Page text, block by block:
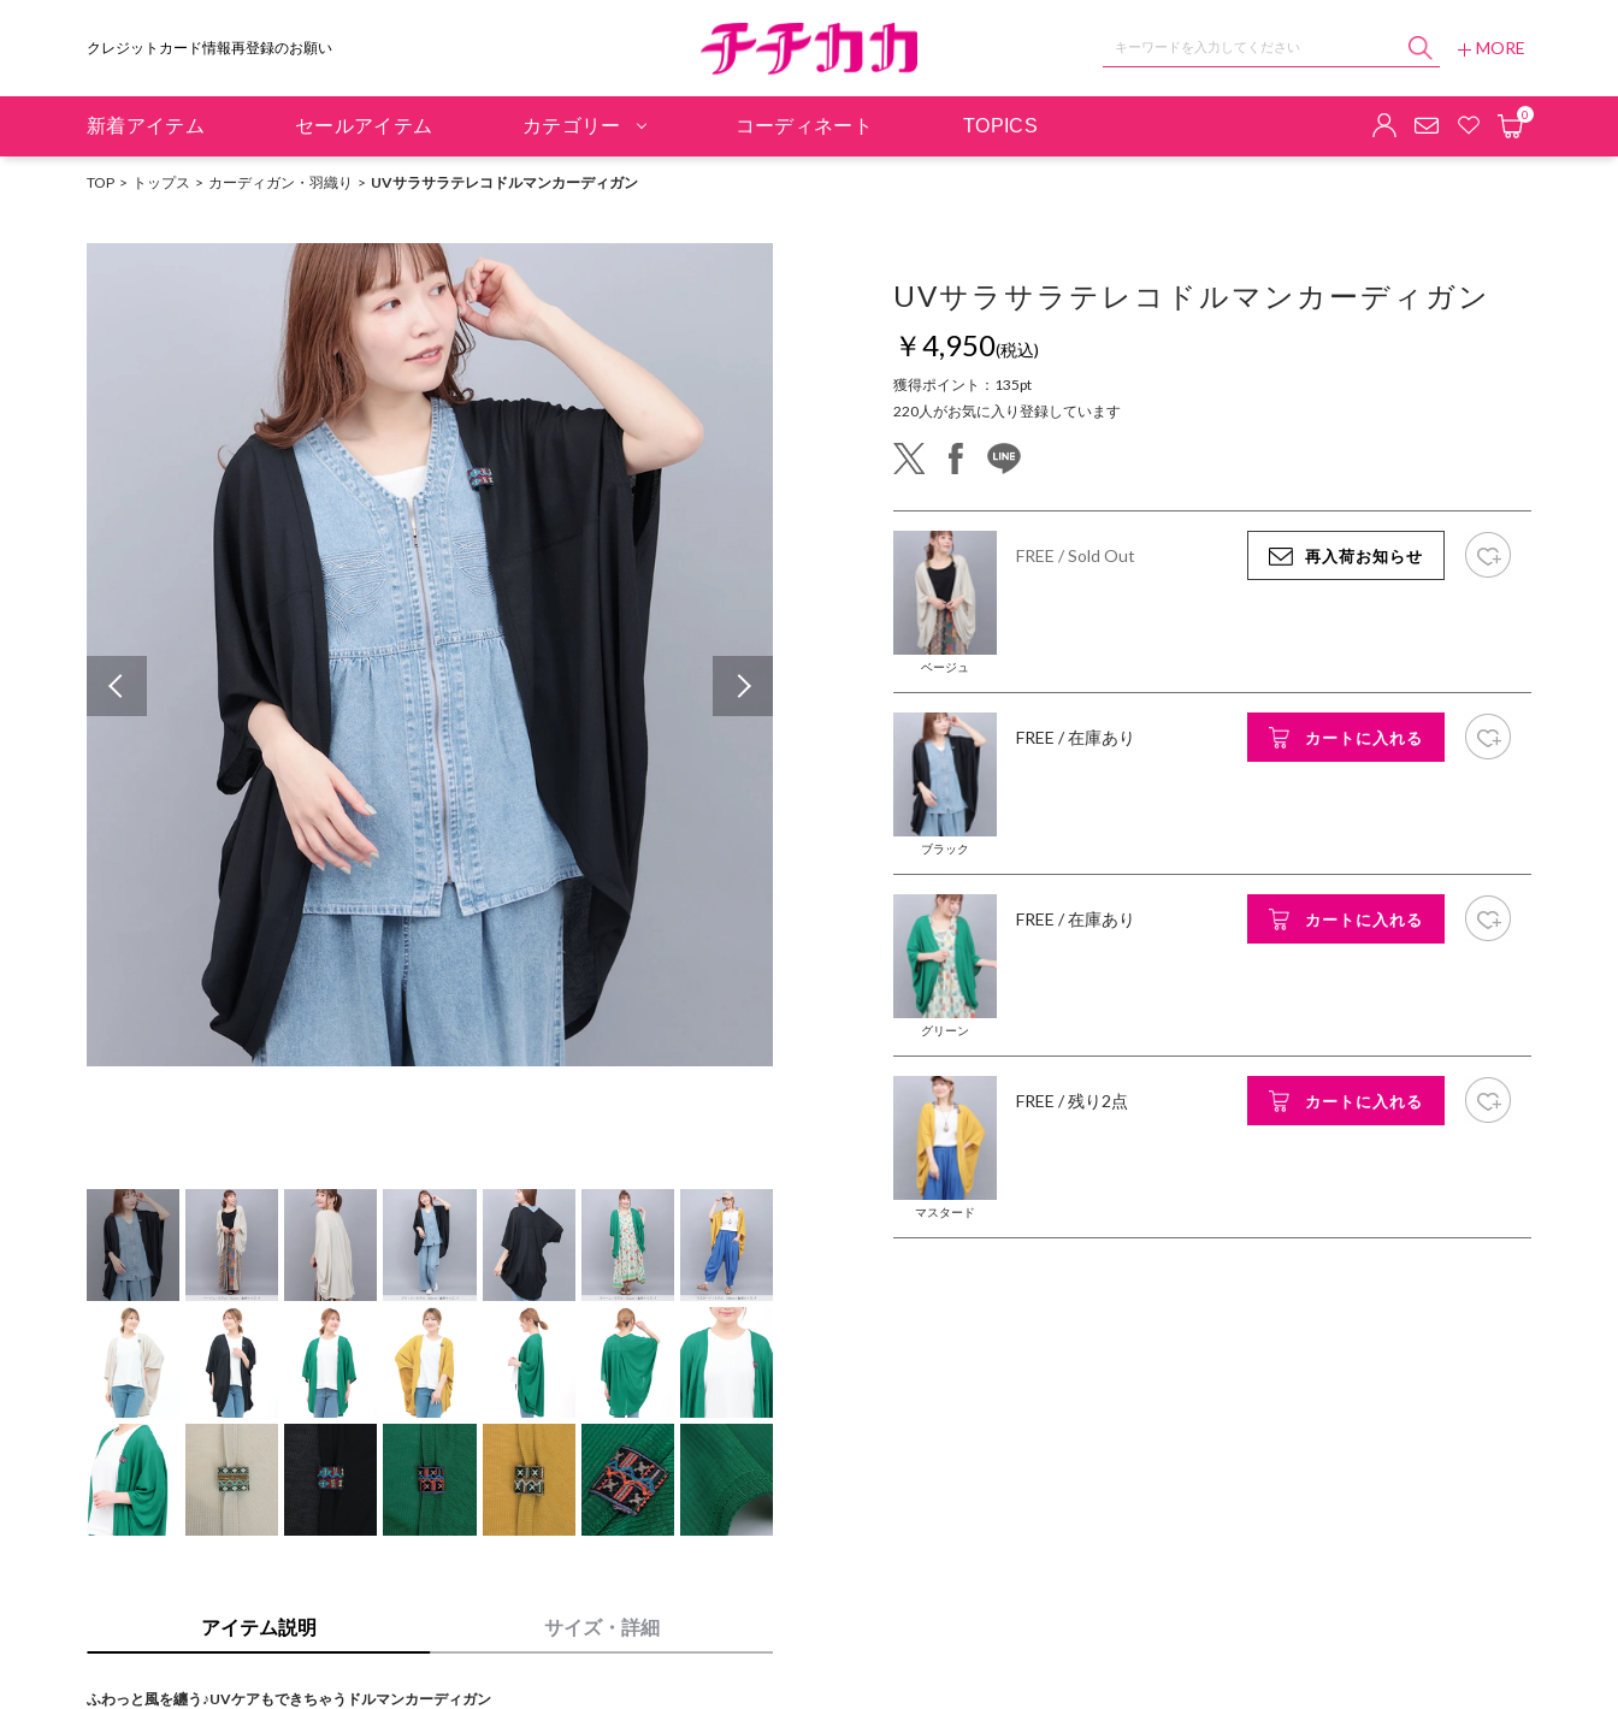
クレジットカード情報再登録のお願い
MORE
新着アイテム セールアイテム カテゴリー コーディネート TOPICS
0
TOP トップス カーディガン・羽織り UVサラサラテレコドルマンカーディガン
モデル身長： 162cm
アイテム説明 サイズ・詳細
ふわっと風を纏う♪UVケアもできちゃうドルマンカーディガン
UVサラサラテレコドルマンカーディガン
￥4,950(税込)
獲得ポイント： 135pt
220人がお気に入り登録しています
twitter facebook
ベージュ
FREE / Sold Out 再入荷お知らせ
ブラック
FREE / 在庫あり カートに入れる
グリーン
FREE / 在庫あり カートに入れる
マスタード
FREE / 残り2点 カートに入れる